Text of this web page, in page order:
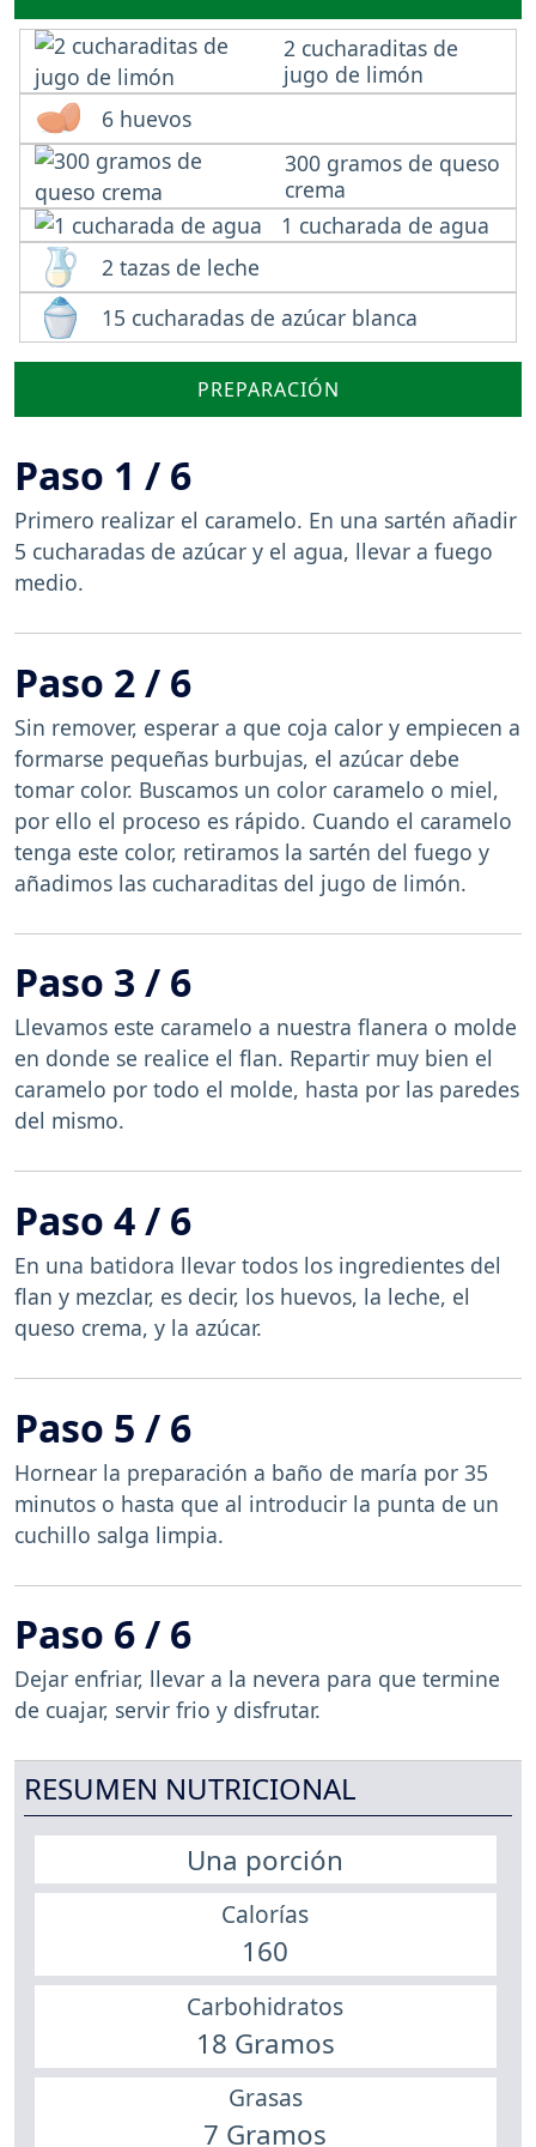
2 cucharaditas de
jugo de limón
6 huevos
300 gramos de queso
crema
1 cucharada de agua
2 tazas de leche
15 cucharadas de azúcar blanca
PREPARACIÓN
Paso 1 / 6
Primero realizar el caramelo. En una sartén añadir
5 cucharadas de azúcar y el agua, llevar a fuego
medio.
Paso 2 / 6
Sin remover, esperar a que coja calor y empiecen a
formarse pequeñas burbujas, el azúcar debe
tomar color. Buscamos un color caramelo o miel,
por ello el proceso es rápido. Cuando el caramelo
tenga este color, retiramos la sartén del fuego y
añadimos las cucharaditas del jugo de limón.
Paso 3 / 6
Llevamos este caramelo a nuestra flanera o molde
en donde se realice el flan. Repartir muy bien el
caramelo por todo el molde, hasta por las paredes
del mismo.
Paso 4 / 6
En una batidora llevar todos los ingredientes del
flan y mezclar, es decir, los huevos, la leche, el
queso crema, y la azúcar.
Paso 5 / 6
Hornear la preparación a baño de maría por 35
minutos o hasta que al introducir la punta de un
cuchillo salga limpia.
Paso 6 / 6
Dejar enfriar, llevar a la nevera para que termine
de cuajar, servir frio y disfrutar.
RESUMEN NUTRICIONAL
Una porción
Calorías
160
Carbohidratos
18 Gramos
Grasas
7 Gramos